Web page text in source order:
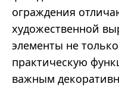
ограждения
художественной
элементы не
практическую
важным